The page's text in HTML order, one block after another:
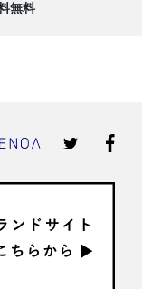
無料